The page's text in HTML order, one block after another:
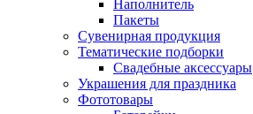
Наполнитель
Пакеты
Сувенирная продукция
Тематические подборки
Свадебные аксессуары
Украшения для праздника
Фототовары